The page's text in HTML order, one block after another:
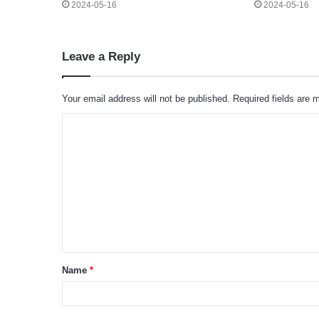
2024-05-16 2024-05-16
Leave a Reply
Your email address will not be published. Required fields are
t
*Name *